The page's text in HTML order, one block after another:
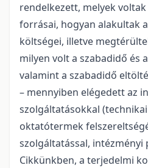
rendelkezett, melyek
forrásai, hogyan alakultak
költségei, illetve
milyen volt a szabadidő és
valamint a szabadidő
– mennyiben elégedett az
szolgáltatásokkal
oktatótermek
szolgáltatással, intézményi
Cikkünkben, a terjedelmi